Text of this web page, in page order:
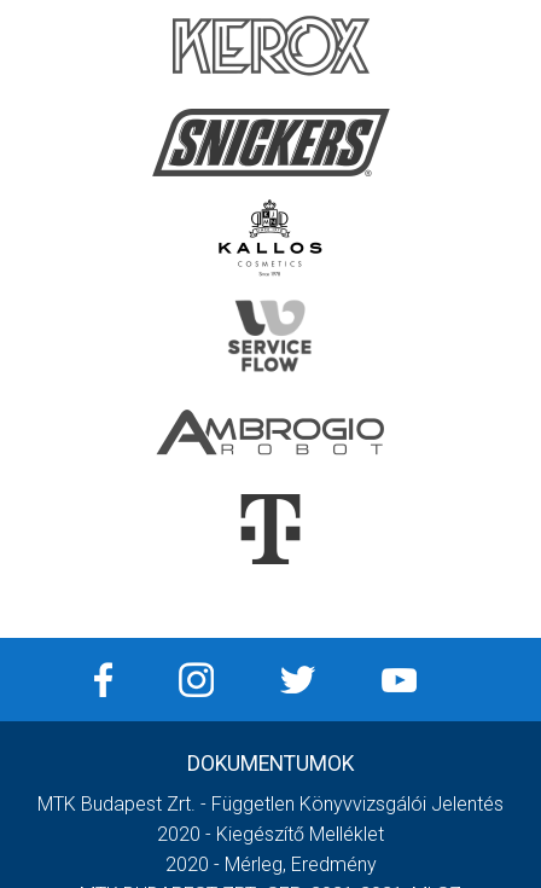
DOKUMENTUMOK
MTK Budapest Zrt. - Független Könyvvizsgálói Jelentés
2020 - Kiegészítő Melléklet
2020 - Mérleg, Eredmény